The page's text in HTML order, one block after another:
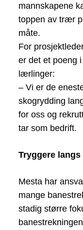
mannskapene
toppen av trær
måte.
For
er det et poeng
lærlinger:
– Vi er de
skogrydding
for oss og
tar som bedrift.
Tryggere langs
Mesta har
mange
stadig større